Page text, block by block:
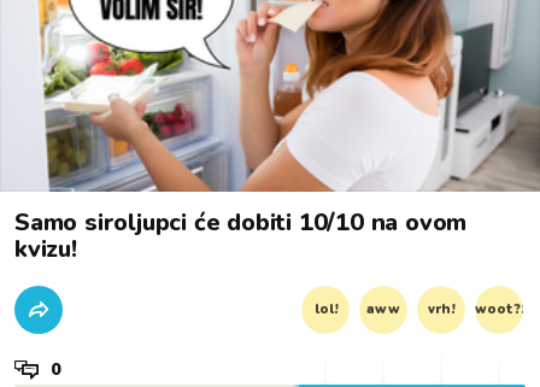
Samo siroljupci će dobiti 10/10 na ovom
kvizu!
lol! aww vrh! woot?!
0